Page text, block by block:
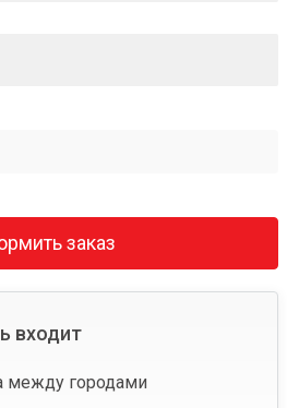
заказ
входит
между городами